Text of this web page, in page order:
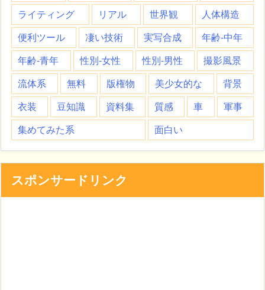
ライティング
リアル 世界観
人体構造
便利ツール
凄い技術 実写合成
年齢-中年
年齢-青年
性別-女性 性別-男性
撮影風景
流体系
無料 版権物 美少女的な
背景
衣装
豆知識 資料集 質感 車
軍事
集めてみた系
面白い
スポンサードリンク